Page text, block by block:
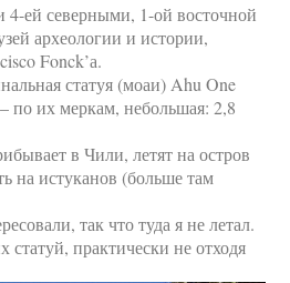
4-ей северными, 1-ой восточной
археологии и истории,
Fonck’а.
статуя (моаи) Ahu One
по их меркам, небольшая: 2,8
в Чили, летят на остров
на истуканов (больше там
так что туда я не летал.
статуй, практически не отходя